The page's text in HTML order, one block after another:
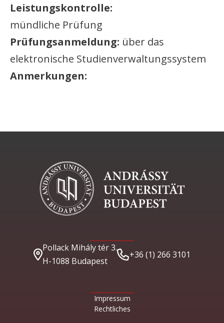
Leistungskontrolle:
mündliche Prüfung
Prüfungsanmeldung: über das
elektronische Studienverwaltungssystem
Anmerkungen:
Pollack Mihály tér 3.
H-1088 Budapest
+36 (1) 266 3101
Impressum
Rechtliches